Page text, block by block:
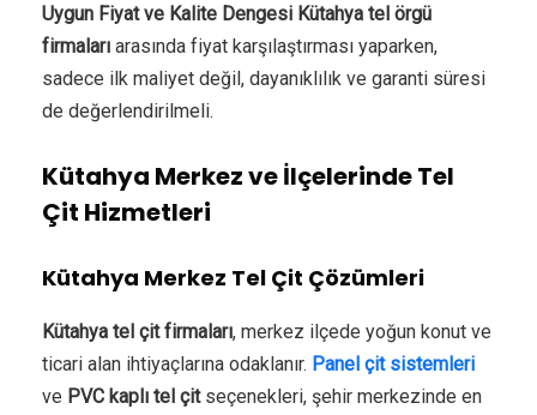
Uygun Fiyat ve Kalite Dengesi Kütahya tel örgü
firmaları arasında fiyat karşılaştırması yaparken,
sadece ilk maliyet değil, dayanıklılık ve garanti süresi
de değerlendirilmeli.
Kütahya Merkez ve İlçelerinde Tel
Çit Hizmetleri
Kütahya Merkez Tel Çit Çözümleri
Kütahya tel çit firmaları, merkez ilçede yoğun konut ve
ticari alan ihtiyaçlarına odaklanır. Panel çit sistemleri
ve PVC kaplı tel çitseçenekleri, şehir merkezinde en